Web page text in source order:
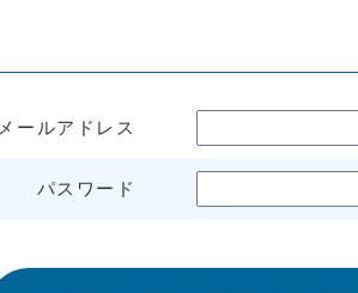
メールアドレス
パスワード